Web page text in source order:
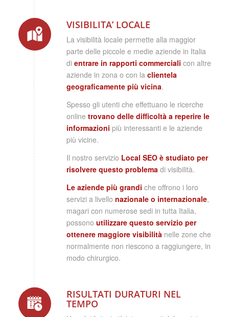
VISIBILITA’ LOCALE
La visibilità locale permette alla maggior
parte delle piccole e medie aziende in Italia
di entrare in rapporti commerciali con altre
aziende in zona o con la clientela
geograficamente più vicina.
Spesso gli utenti che effettuano le ricerche
online trovano delle difficoltà a reperire le
informazioni più interessanti e le aziende
più vicine.
Il nostro servizio Local SEO è studiato per
risolvere questo problemadi visibilità.
Le aziende più grandi che offrono i loro
servizi a livello nazionale o internazionale,
magari con numerose sedi in tutta Italia,
possono utilizzare questo servizio per
ottenere maggiore visibilitànelle zone che
normalmente non riescono a raggiungere, in
modo chirurgico.
RISULTATI DURATURI NEL
TEMPO